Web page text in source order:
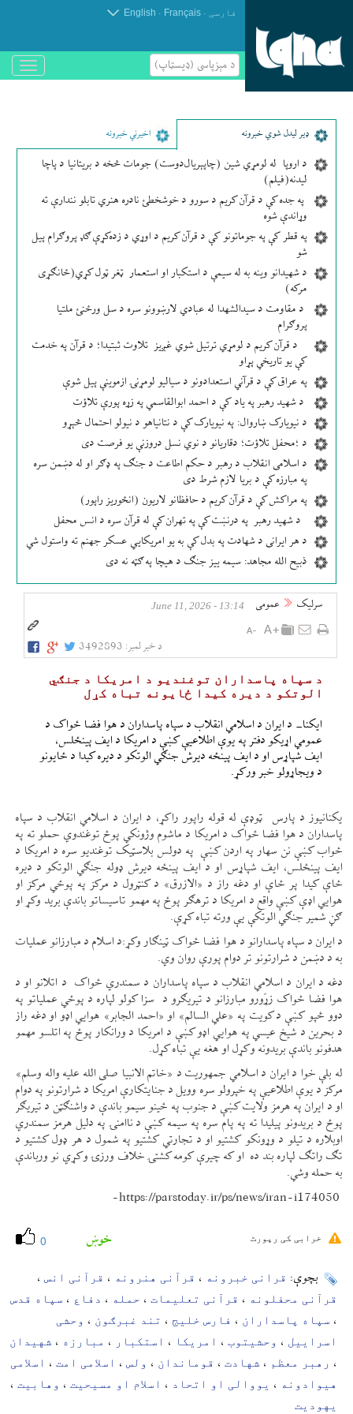
فارسی .
Français
.
English
د مېزپاسى (ډیسټاپ)
باز
و
ډير لیدل شوي خبرونه اخیرني خبرونه
د اروپا له لومړي شین (چاپېریال‌دوست) جومات څخه د بریتانیا د پاچا
لیدنه(فیلم)
په جده کې د قرآن کریم د سورو د خوشخطئ نادره هنري تابلو نندارې ته
وړاندې شوه
په قطر کې په جوماتونو کې د قرآن کریم د اوړي د زده‌کړې ګډ پروګرام پیل
شو
د شهیدانو وینه به له سیمې د استکبار او استعمار ټغر ټول کړي(ځانګړی
مرکه)
د مقاومت د سیدالشهدا له عبادي لارښوونو سره د سل ورځنئ ملتیا
پروګرام
د قرآن کریم د لومړي ترتیل شوي غږیز تلاوت ثبتیدا؛ د قرآن په خدمت
کې یو تاریخي پړاو
په عراق کې د قرآني استعدادونو د سیالیو لومړنۍ ازموینې پیل شوې
د شهید رهبر په یاد کې د احمد ابوالقاسمي په زړه پورې تلاؤت
د نیویارک ښاروال: په نیویارک کې د نتانیاهو د نیولو احتمال څېړو
د ؛محفل تلاؤت؛ دقاریانو د نوي نسل دروزنې یو فرصت دی
د اسلامی انقلاب د رهبر د حکم اطاعت د جنګ په ډګر او له دښمن سره
په مبارزه کې د بریا لازم شرط دی
په مراکش کې د قرآن کریم د حافظانو لاریون (انځوریز راپور)
د شهید رهبر په درنښت کې په تهران کې له قرآن سره د انس محفل
د هر ایرانی د شهادت په بدل کې به یو امریکایي عسکر جهنم ته واستول شي
ذبیح الله مجاهد: سیمه ییز جنګ د هیچا په ګټه نه دی
سرلیک عمومی 13:14 - June 11, 2026
د خبر لمبر: 3492893
د سپاه پاسداران توغندیو د امریکا د جنګي
الوتکو د دیره کیدا ځایونه تباه کړل
ایکنا- د ایران د اسلامي انقلاب د سپاه پاسداران د هوا فضا ځواک د
عمومي اړیکو دفتر په یوې اطلاعیې کښې د امریکا د ایف پینځلس،
ایف شپاړس او د ایف پینځه دیرش جنګي الوتکو د دیره کیدا د ځایونو
د ویجاړولو خبر ورکړ.
یکنانیوز د پارس ټوډې له قوله راپور راکړ، د ایران د اسلامي انقلاب د سپاه
پاسداران د هوا فضا ځواک د امریکا د ماشوم وژونکي پوځ توغندوي حملو ته په
ځواب کښې نن سهار په اردن کښې په دولس بلاسټیک توغندیو سره د امریکا د
ایف پینځلس، ایف شپاړس او د ایف پینځه دیرش ډوله جنګي الوتکو د دیره
ځاې کیدا پر ځاې او دغه راز د «الازرق» د کنټرول د مرکز په پوځي مرکز او
هوايي اډې کښې واقع د امریکا د ترهګر پوځ په مهمو تاسیساتو باندې برید وکړ او
ګڼ شمیر جنګي الوتکې یې ورته تباه کړې.
د ایران د سپاه پاسدارانو د هوا فضا ځواک ټینګار وکړ:د اسلام د مبارزانو عملیات
به د دښمن د شرارتونو تر دوام پورې روان وي.
دغه د ایران د اسلامي انقلاب د سپاه پاسداران د سمندري ځواک د اتلانو او د
هوا فضا ځواک زړَورو مبارزانو د تیریګرو د سزا کولو لپاره د پوځي عملیاتو په
دوو څپو کښې د کویت په «علي السالم» او «احمد الجابر» هوايي اډو او دغه راز
د بحرین د شیخ عیسي په هوايي اډو کښې د امریکا د ورانکار پوځ په اتلسو مهمو
هدفونو باندې بریدونه وکړل او هغه یې تباه کړل.
له بلې خوا د ایران د اسلامي جمهوریت د «خاتم الانبیا صلی الله علیه واله وسلم»
مرکز د یوې اطلاعیې په خپرولو سره وویل د جنایتکارې امریکا د شرارتونو په دوام
او د ایران په هرمز ولایت کښې د جنوب په ځینو سیمو باندې د واشنګټن د تیریګر
پوځ د بریدونو پیلیدا ته په پام سره په سیمه کښې د ناامنۍ په دلیل هرمز سمندري
اوبلاره د تیلو د وړونکو کشتیو او د تجارتي کشتیو په شمول د هر ډول کشتیو د
تګ راتګ لپاره بند ده او که چیرې کومه کشتۍ خلاف ورزۍ وکړي نو ورباندې
به حمله وشي.
0 خوښ خرابی کی رپورٹ
بچوې: قرانی خبرونه ، قرآنی هنرونه ، قرآنی انس ،
قرآنی محفلونه ، قرآنی تعلیمات ، حمله ، دفاع ، سپاه قدس
، سپاه پاسداران ، فارس خلیج ، تند غبرګون ، وحشی
اسراییل ، وحشیتوب ، امریکا ، استکبار ، مبارزه ، شهیدان
، رهبر معظم ، شهادت ، قوماندان ، ولس ، اسلامی امت ، اسلامی
هیوادونه ، یووالی او اتحاد ، اسلام او مسیحیت ، وهابیت ،
یهودیت